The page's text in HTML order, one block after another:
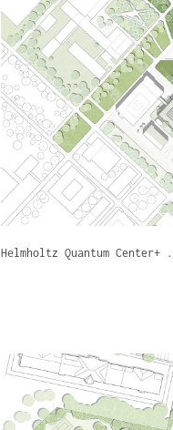
Helmholtz Quantum